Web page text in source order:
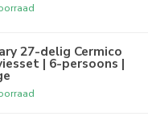
27-delig Cermico
| 6-persoons |